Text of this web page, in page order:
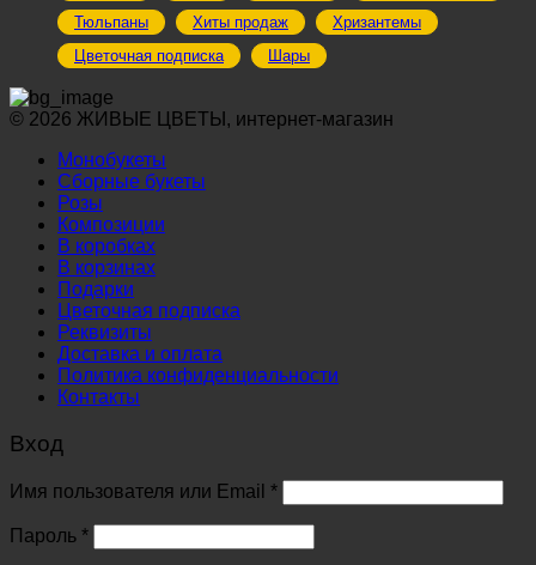
Тюльпаны
Хиты продаж
Хризантемы
Цветочная подписка
Шары
© 2026 ЖИВЫЕ ЦВЕТЫ, интернет-магазин
Монобукеты
Сборные букеты
Розы
Композиции
В коробках
В корзинах
Подарки
Цветочная подписка
Реквизиты
Доставка и оплата
Политика конфиденциальности
Контакты
Вход
Имя пользователя или Email *Обязательно
Пароль *Обязательно